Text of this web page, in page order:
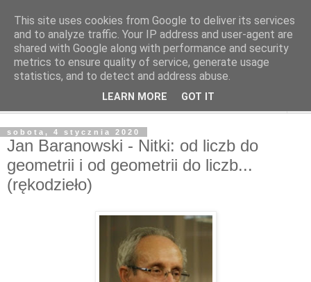
sobota, 4 stycznia 2020
Jan Baranowski - Nitki: od liczb do
geometrii i od geometrii do liczb...
(rękodzieło)
This site uses cookies from Google to deliver its services
and to analyze traffic. Your IP address and user-agent are
shared with Google along with performance and security
metrics to ensure quality of service, generate usage
statistics, and to detect and address abuse.
LEARN MORE GOT IT